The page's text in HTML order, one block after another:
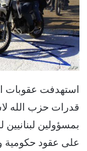
استهدفت عقوبات
قدرات حزب الله
بمسؤولين
على عقود حكومية